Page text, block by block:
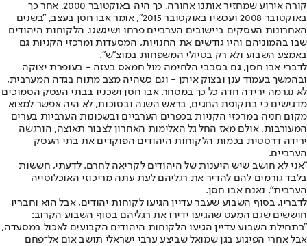
קורה אירוע שמחזיר אותנו אחורה. כך היה באוקטובר 2000, אחר כך
באוקטובר 2008 ועכשיו באוקטובר 2015", אומר אבו חסן בעצב, "בשנים
האחרונות העסקים ביישובים הערביים פרחו ושיגשגו. הלקוחות היהודים
שבו בהמוניהם והיו גודשים את החנויות, המסעדות ומרכזי הקניות גם
באמצע השבוע ולא רק בטיולי המשפחות במוצ"ש".
לדברי אבו חסן, גם בסבבי הלחימה מול חמאס בעזה - בעופרת יצוקה
ובהמשך בעמוד ענן ובצוק איתן - וגם כשהיה מצב מתוח בגדה המערבית,
לא נגרמה ירידה חדה כל כך במסחר. אבו חסן ושכניו בבתי העסק הסמוכים
מדגישים כי בתקופת החגים, בראש השנה ובסוכות, לא היה אפשר למצוא
מקום חניה במרכזי הקניות בכפרים הערביים ובשכונות הערביות בערים
המעורבות, אולם מאז החל גל האלימות האחרון לצבור תאוצה, הורגשה
ירידה דרסטית בכמות הלקוחות היהודים הפוקדים את בתי העסק
הערביים.
"אני לא חושב שיש היענות של היהודים לקריאה לחרם. לדעתי, חששות
בלבד גורמים להם להדיר את רגליהם לעת עתה מריכוזי האוכלוסייה
הערבית", נאנח אבו חסן.
לדבריו, בסוף השבוע שעבר עדיין הגיעו לקוחות יהודים, אבל הוא וחבריו
חוששים שגם המעט שהגיעו ידירו את רגליהם בסוף השבוע הקרוב:
"בתחילת השבוע עדיין הגיעו הלקוחות היהודים הקבועים לאכול במסעדה,
אבל אחרי הפיגוע בגן שמואל שביצע ערבי ישראלי תושב אום אל־פחם